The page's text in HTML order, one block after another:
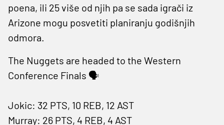
poena, ili 25 više od njih pa se sada igrači iz
Arizone mogu posvetiti planiranju godišnjih
odmora.
The Nuggets are headed to the Western
Conference Finals 🗣️
Jokic: 32 PTS, 10 REB, 12 AST
Murray: 26 PTS, 4 REB, 4 AST